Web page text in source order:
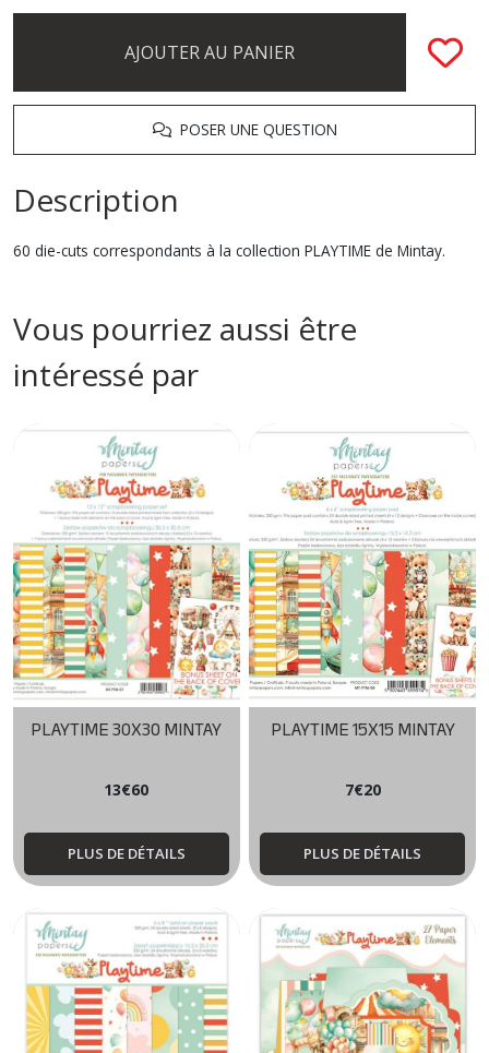
AJOUTER AU PANIER
POSER UNE QUESTION
Description
60 die-cuts correspondants à la collection PLAYTIME de Mintay.
Vous pourriez aussi être
intéressé par
PLAYTIME 30X30 MINTAY
13€60
PLUS DE DÉTAILS
PLAYTIME 15X15 MINTAY
7€20
PLUS DE DÉTAILS